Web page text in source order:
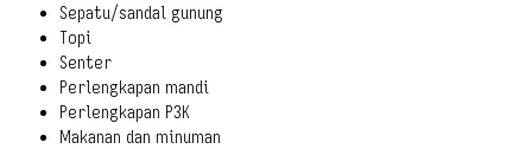
Sepatu/sandal gunung
Topi
Senter
Perlengkapan mandi
Perlengkapan P3K
Makanan dan minuman